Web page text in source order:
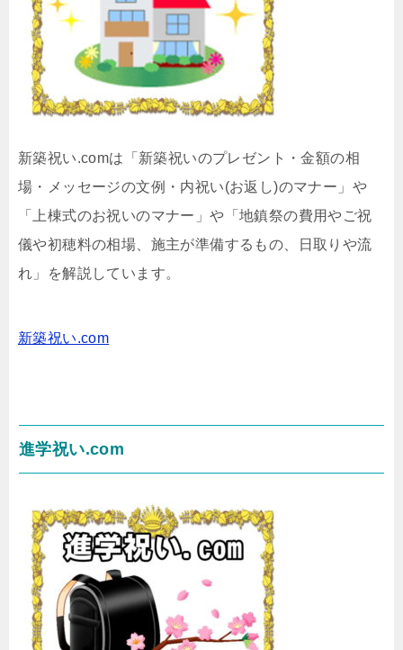
新築祝い.comは「新築祝いのプレゼント・金額の相
場・メッセージの文例・内祝い(お返し)のマナー」や
「上棟式のお祝いのマナー」や「地鎮祭の費用やご祝
儀や初穂料の相場、施主が準備するもの、日取りや流
れ」を解説しています。
新築祝い.com
進学祝い.com